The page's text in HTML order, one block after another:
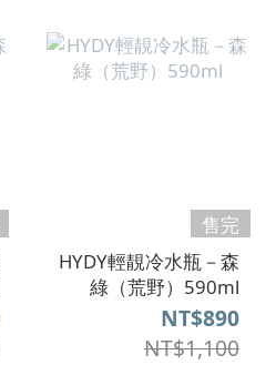
售完
HYDY輕靚冷水瓶－森
綠（荒野）590ml
NT$890
NT$1,100